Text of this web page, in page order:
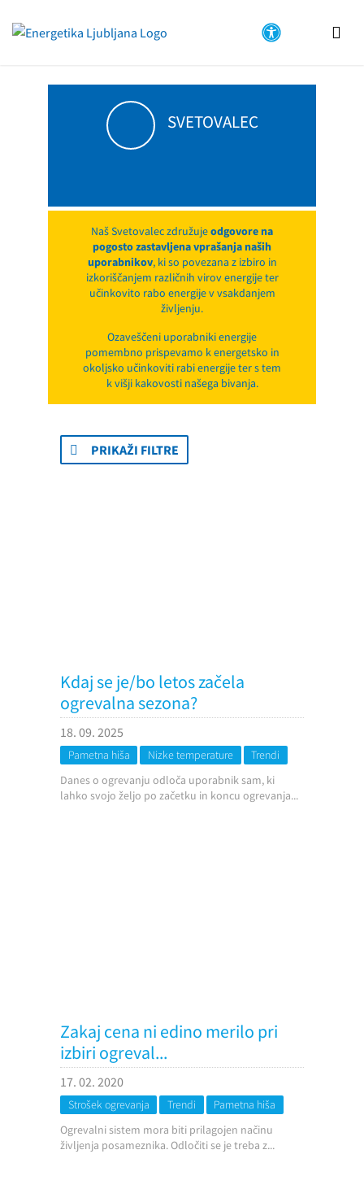
SVETOVALEC
Naš Svetovalec združujeodgovore na
pogosto zastavljena vprašanja naših
uporabnikov, ki so povezana z izbiro in
izkoriščanjem različnih virov energije ter
učinkovito rabo energije v vsakdanjem
življenju.
Ozaveščeni uporabniki energije
pomembno prispevamo k energetsko in
okoljsko učinkoviti rabi energije ter s tem
k višji kakovosti našega bivanja.
PRIKAŽI FILTRE
Kdaj se je/bo letos začela
ogrevalna sezona?
18. 09. 2025
Pametna hiša Nizke temperature
Trendi
Danes o ogrevanju odloča uporabnik sam, ki
lahko svojo željo po začetku in koncu ogrevanja...
Zakaj cena ni edino merilo pri
izbiri ogreval...
17. 02. 2020
Strošek ogrevanja Trendi
Pametna hiša
Ogrevalni sistem mora biti prilagojen načinu
življenja posameznika. Odločiti se je treba z...